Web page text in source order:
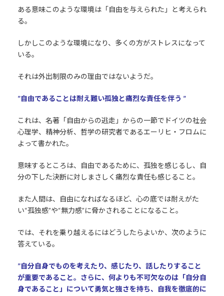
ある意味このような環境は「自由を与えられた」と考えられ
る。
しかしこのような環境になり、多くの方がストレスになって
いる。
それは外出制限のみの理由ではないようだ。
”自由であることは耐え難い孤独と痛烈な責任を伴う ”
これは、名著「自由からの逃走」からの一節でドイツの社会
心理学、精神分析、哲学の研究者であるエーリヒ・フロムに
よって書かれた。
意味するところは、自由であるために、孤独を感じるし、自
分の下した決断に対しまさしく痛烈な責任も感じること。
また人間は、自由になればなるほど、心の底では耐えがた
い“孤独感”や“無力感”に脅かされることになること。
では、それを乗り越えるにはどうしたらよいか、次のように
答えている。
”自分自身でものを考えたり、感じたり、話したりすること
が重要であること。さらに、何よりも不可欠なのは「自分自
身であること」について勇気と強さを持ち、自我を徹底的に